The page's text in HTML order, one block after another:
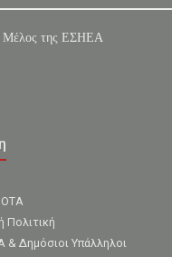
Μέλος της ΕΣHΕΑ
ΟΤΑ
Πολιτική
& Δημόσιοι Υπάλληλοι